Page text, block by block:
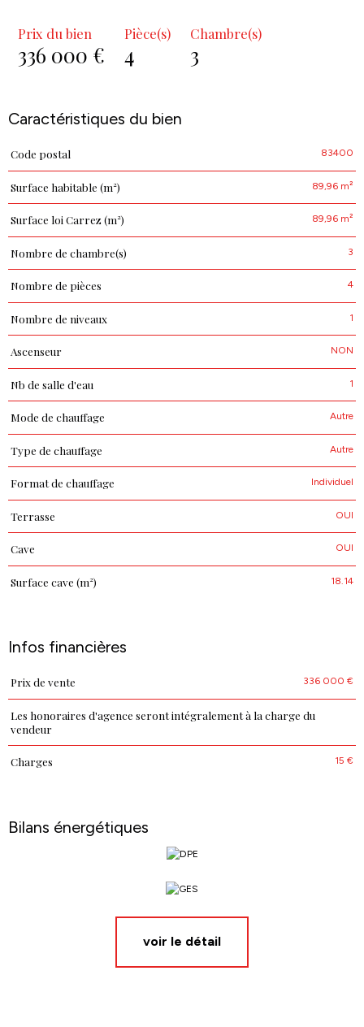
Prix du bien
336 000 €
Pièce(s)
4
Chambre(s)
3
Caractéristiques du bien
Caractéristiques
Code postal 83400
Surface habitable (m²) 89,96 m²
Surface loi Carrez (m²) 89,96 m²
Nombre de chambre(s) 3
Nombre de pièces 4
Nombre de niveaux 1
Ascenseur NON
Nb de salle d'eau 1
Mode de chauffage Autre
Type de chauffage Autre
Format de chauffage Individuel
Terrasse OUI
Cave OUI
Surface cave (m²) 18.14
Infos financières
Caractéristiques
Prix de vente 336 000 €
Les honoraires d'agence seront intégralement à la charge du
vendeur
Charges 15 €
Bilans énergétiques
voir le détail